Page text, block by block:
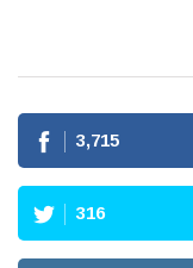
3,715
316